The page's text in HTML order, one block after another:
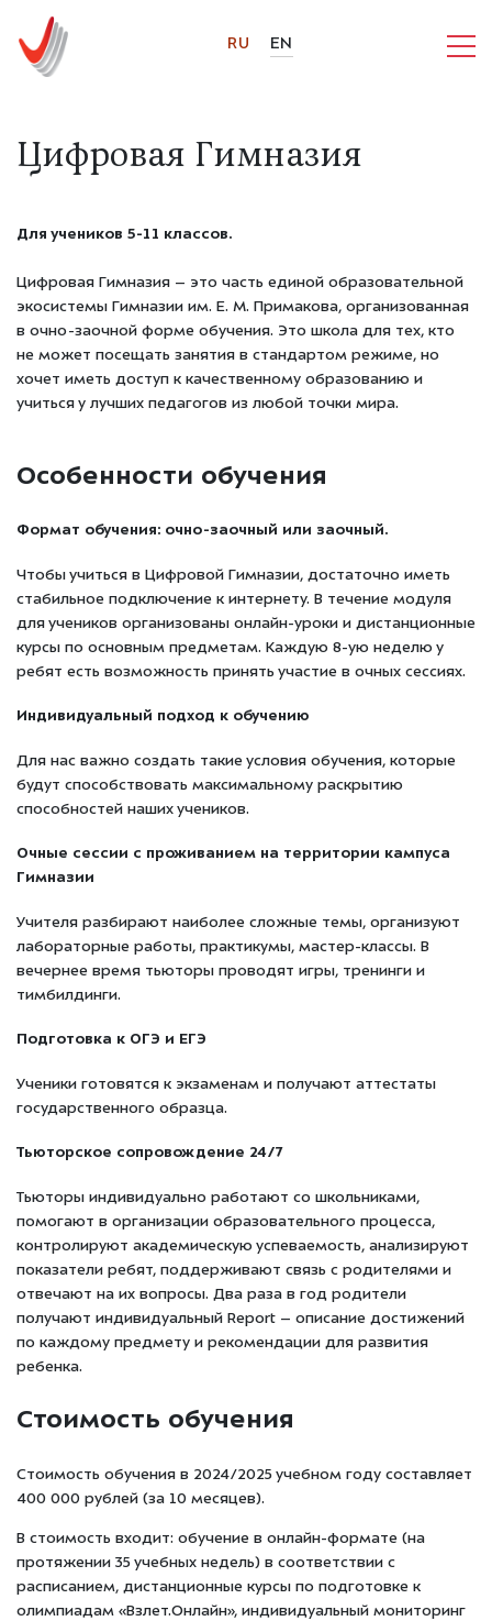
RU EN
Цифровая Гимназия
Для учеников 5-11 классов.
Цифровая Гимназия – это часть единой образовательной
экосистемы Гимназии им. Е. М. Примакова, организованная
в очно-заочной форме обучения. Это школа для тех, кто
не может посещать занятия в стандартом режиме, но
хочет иметь доступ к качественному образованию и
учиться у лучших педагогов из любой точки мира.
Особенности обучения
Формат обучения: очно-заочный или заочный.
Чтобы учиться в Цифровой Гимназии, достаточно иметь
стабильное подключение к интернету. В течение модуля
для учеников организованы онлайн-уроки и дистанционные
курсы по основным предметам. Каждую 8-ую неделю у
ребят есть возможность принять участие в очных сессиях.
Индивидуальный подход к обучению
Для нас важно создать такие условия обучения, которые
будут способствовать максимальному раскрытию
способностей наших учеников.
Очные сессии с проживанием на территории кампуса
Гимназии
Учителя разбирают наиболее сложные темы, организуют
лабораторные работы, практикумы, мастер-классы. В
вечернее время тьюторы проводят игры, тренинги и
тимбилдинги.
Подготовка к ОГЭ и ЕГЭ
Ученики готовятся к экзаменам и получают аттестаты
государственного образца.
Тьюторское сопровождение 24/7
Тьюторы индивидуально работают со школьниками,
помогают в организации образовательного процесса,
контролируют академическую успеваемость, анализируют
показатели ребят, поддерживают связь с родителями и
отвечают на их вопросы. Два раза в год родители
получают индивидуальный Report – описание достижений
по каждому предмету и рекомендации для развития
ребенка.
Стоимость обучения
Стоимость обучения в 2024/2025 учебном году составляет
400 000 рублей (за 10 месяцев).
В стоимость входит: обучение в онлайн-формате (на
протяжении 35 учебных недель) в соответствии с
расписанием, дистанционные курсы по подготовке к
олимпиадам «Взлет.Онлайн», индивидуальный мониторинг